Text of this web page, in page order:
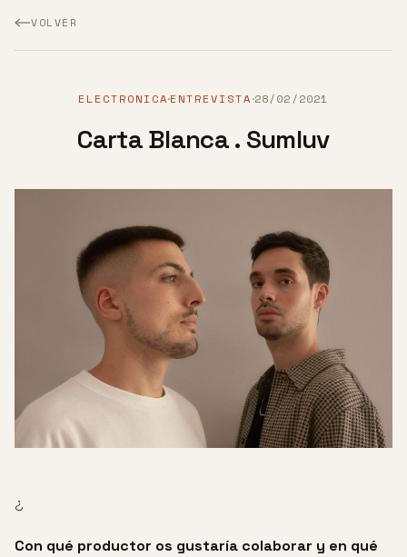
VOLVER
ELECTRONICA·ENTREVISTA·28/02/2021
Carta Blanca . Sumluv
¿
Con qué productor os gustaría colaborar y en qué